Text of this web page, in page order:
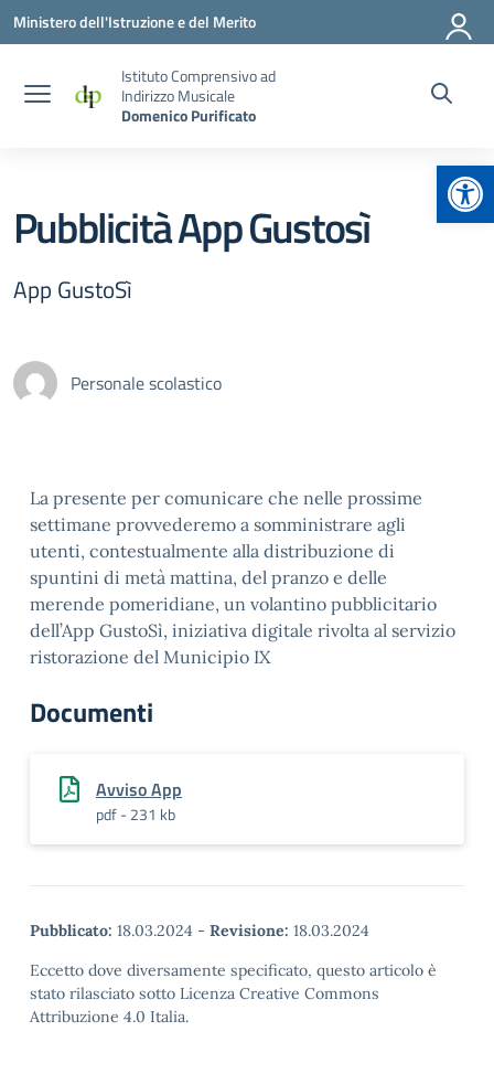
Vai ai contenuti
Vai al menu di navigazione
Vai al footer
Ministero dell'Istruzione e del Merito
Istituto Comprensivo ad
Indirizzo Musicale
Domenico Purificato
Pubblicità App Gustosì
App GustoSì
Personale scolastico
La presente per comunicare che nelle prossime
settimane provvederemo a somministrare agli
utenti, contestualmente alla distribuzione di
spuntini di metà mattina, del pranzo e delle
merende pomeridiane, un volantino pubblicitario
dell’App GustoSì, iniziativa digitale rivolta al servizio
ristorazione del Municipio IX
Documenti
Avviso App
pdf - 231 kb
Pubblicato: 18.03.2024 - Revisione: 18.03.2024
Eccetto dove diversamente specificato, questo articolo è
stato rilasciato sotto Licenza Creative Commons
Attribuzione 4.0 Italia.